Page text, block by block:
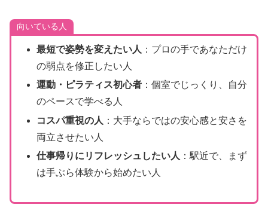
向いている人
最短で姿勢を変えたい人 ：プロの手であなただけ
の弱点を修正したい人
運動・ピラティス初心者：個室でじっくり、自分
のペースで学べる人
コスパ重視の人 ：大手ならではの安心感と安さを
両立させたい人
仕事帰りにリフレッシュしたい人 ：駅近で、まず
は手ぶら体験から始めたい人